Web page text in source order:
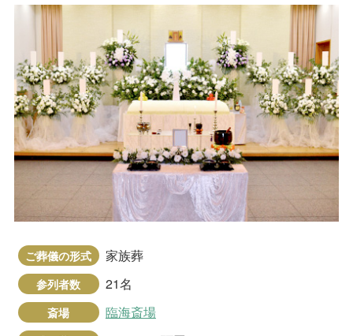
ご葬儀の形式 家族葬
参列者数 21名
斎場 臨海斎場